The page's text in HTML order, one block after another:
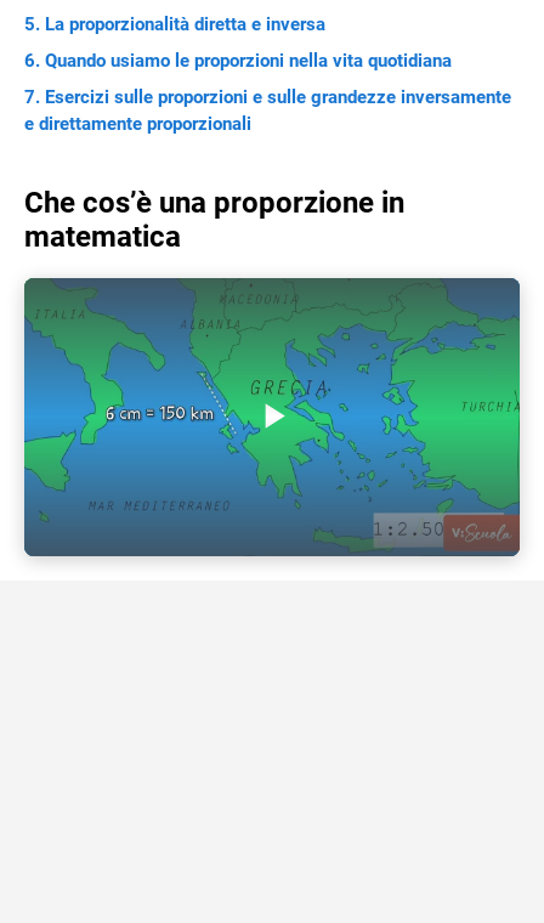
La proporzionalità diretta e inversa
Quando usiamo le proporzioni nella vita quotidiana
Esercizi sulle proporzioni e sulle grandezze inversamente
e direttamente proporzionali
Che cos’è una proporzione in
matematica
Play Video